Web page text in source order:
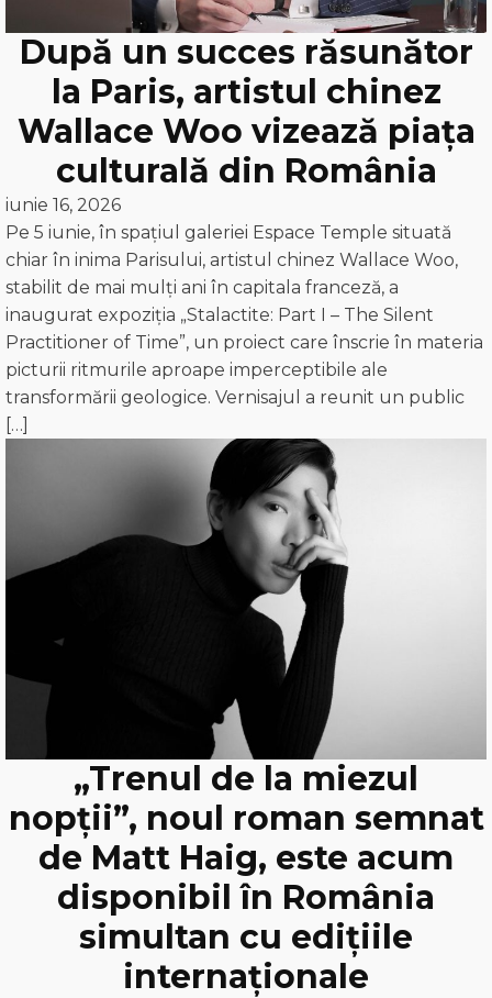
După un succes răsunător
la Paris, artistul chinez
Wallace Woo vizează piața
culturală din România
iunie 16, 2026
Pe 5 iunie, în spațiul galeriei Espace Temple situată
chiar în inima Parisului, artistul chinez Wallace Woo,
stabilit de mai mulți ani în capitala franceză, a
inaugurat expoziția „Stalactite: Part I – The Silent
Practitioner of Time”, un proiect care înscrie în materia
picturii ritmurile aproape imperceptibile ale
transformării geologice. Vernisajul a reunit un public
[…]
„Trenul de la miezul
nopții”, noul roman semnat
de Matt Haig, este acum
disponibil în România
simultan cu edițiile
internaționale